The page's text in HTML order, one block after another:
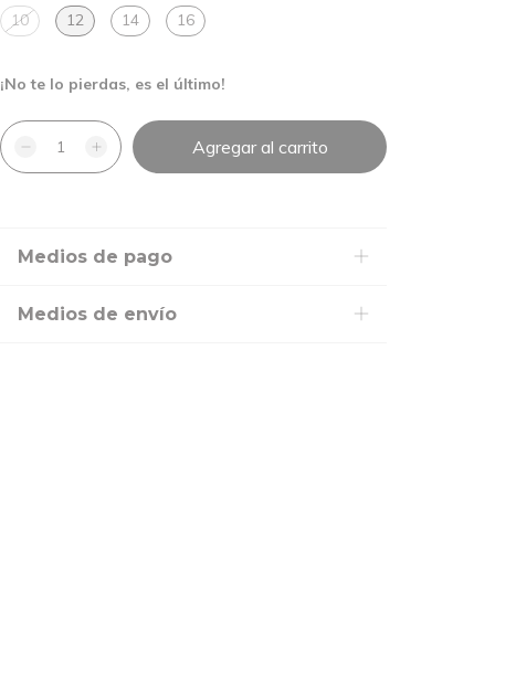
10 12 14 16
¡No te lo pierdas, es el último!
Medios de pago
Medios de envío